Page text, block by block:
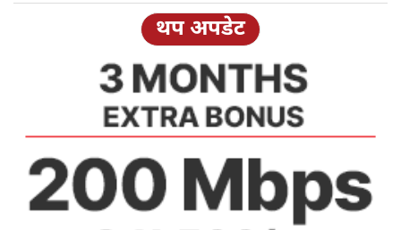
थप अपडेट